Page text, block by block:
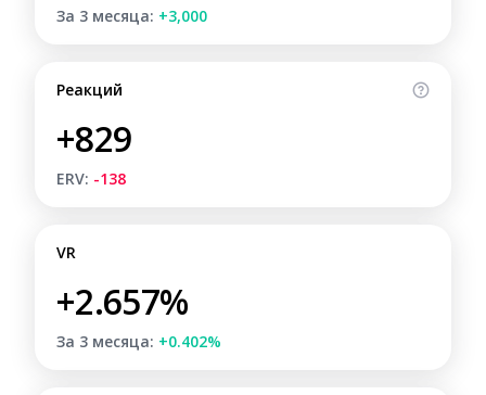
За 3 месяца: +3,000
Реакций
+829
ERV: -138
VR
+2.657%
За 3 месяца: +0.402%